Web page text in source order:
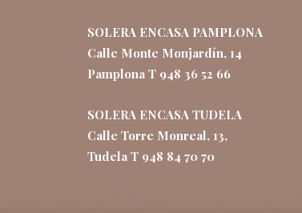
SOLERA ENCASA PAMPLONA
Calle Monte Monjardín, 14
Pamplona T 948 36 52 66
SOLERA ENCASA TUDELA
Calle Torre Monreal, 13,
Tudela T 948 84 70 70